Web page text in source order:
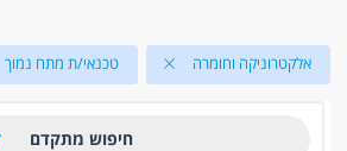
אלקטרוניקה וחומרה טכנאי/ת מתח נמוך
חיפוש מתקדם